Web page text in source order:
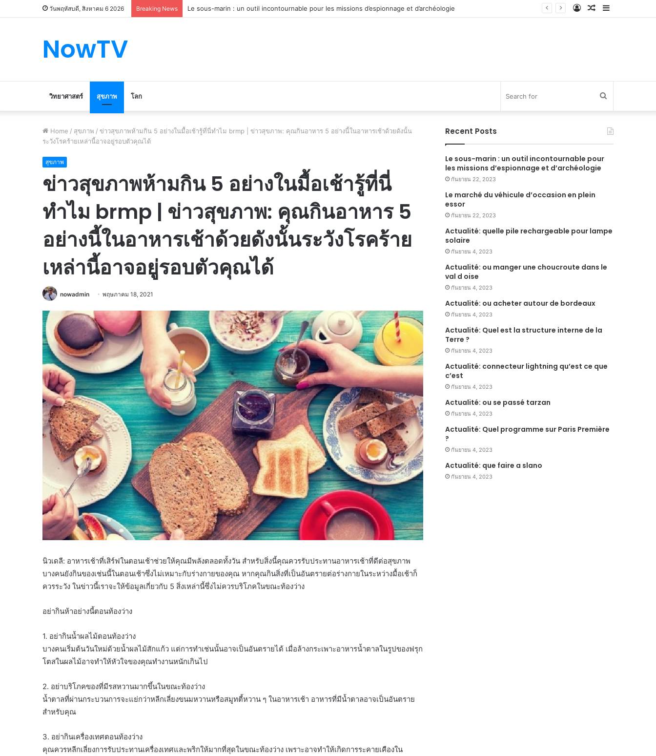
วันพฤหัสบดี, สิงหาคม 6 2026 Breaking News Le marché du véhicule d’occasion en plein essor Sidebar
Random
Log
NowTV
วิทยาศาสตร์ สุขภาพ โลก
Home / สุขภาพ / ข่าวสุขภาพห้ามกิน 5 อย่างในมื้อเช้ารู้ที่นี่ทำไม brmp | ข่าวสุขภาพ: คุณกินอาหาร 5 อย่างนี้ในอาหารเช้าด้วยดังนั้น
ระวังโรคร้ายเหล่านี้อาจอยู่รอบตัวคุณได้
สุขภาพ
ข่าวสุขภาพห้ามกิน 5 อย่างในมื้อเช้ารู้ที่นี่
ทำไม brmp | ข่าวสุขภาพ: คุณกินอาหาร 5
อย่างนี้ในอาหารเช้าด้วยดังนั้นระวังโรคร้าย
เหล่านี้อาจอยู่รอบตัวคุณได้
nowadmin พฤษภาคม 18, 2021
นิวเดลี: อาหารเช้าที่เสิร์ฟในตอนเช้าช่วยให้คุณมีพลังตลอดทั้งวัน สำหรับสิ่งนี้คุณควรรับประทานอาหารเช้าที่ดีต่อสุขภาพ
บางคนยังกินของเช่นนี้ในตอนเช้าซึ่งไม่เหมาะกับร่างกายของคุณ หากคุณกินสิ่งที่เป็นอันตรายต่อร่างกายในระหว่างมื้อเช้าก็
ควรระวัง ในข่าวนี้เราจะให้ข้อมูลเกี่ยวกับ 5 สิ่งเหล่านี้ซึ่งไม่ควรบริโภคในขณะท้องว่าง
อย่ากินห้าอย่างนี้ตอนท้องว่าง
1. อย่ากินน้ำผลไม้ตอนท้องว่าง
บางคนเริ่มต้นวันใหม่ด้วยน้ำผลไม้สักแก้ว แต่การทำเช่นนั้นอาจเป็นอันตรายได้ เมื่อล้างกระเพาะอาหารน้ำตาลในรูปของฟรุก
โตสในผลไม้อาจทำให้หัวใจของคุณทำงานหนักเกินไป
2. อย่าบริโภคของที่มีรสหวานมากขึ้นในขณะท้องว่าง
น้ำตาลที่ผ่านกระบวนการจะแย่กว่าหลีกเลี่ยงขนมหวานหรือสมูทตี้หวาน ๆ ในอาหารเช้า อาหารที่มีน้ำตาลอาจเป็นอันตราย
สำหรับคุณ
3. อย่ากินเครื่องเทศตอนท้องว่าง
คุณควรหลีกเลี่ยงการรับประทานเครื่องเทศและพริกให้มากที่สุดในขณะท้องว่าง เพราะอาจทำให้เกิดการระคายเคืองใน
Recent Posts
Le sous-marin : un outil incontournable pour
les missions d’espionnage et d’archéologie
กันยายน 22, 2023
Le marché du véhicule d’occasion en plein
essor
กันยายน 22, 2023
Actualité: quelle pile rechargeable pour lampe
solaire
กันยายน 4, 2023
Actualité: ou manger une choucroute dans le
val d oise
กันยายน 4, 2023
Actualité: ou acheter autour de bordeaux
กันยายน 4, 2023
Actualité: Quel est la structure interne de la
Terre ?
กันยายน 4, 2023
Actualité: connecteur lightning qu’est ce que
c’est
กันยายน 4, 2023
Actualité: ou se passé tarzan
กันยายน 4, 2023
Actualité: Quel programme sur Paris Première
?
กันยายน 4, 2023
Actualité: que faire a slano
กันยายน 4, 2023